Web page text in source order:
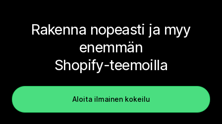
Rakenna nopeasti ja myy
enemmän
Shopify-teemoilla
Aloita ilmainen kokeilu